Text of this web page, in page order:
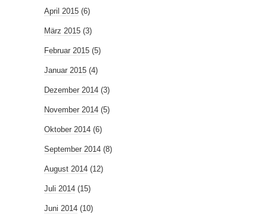
April 2015 (6)
März 2015 (3)
Februar 2015 (5)
Januar 2015 (4)
Dezember 2014 (3)
November 2014 (5)
Oktober 2014 (6)
September 2014 (8)
August 2014 (12)
Juli 2014 (15)
Juni 2014 (10)